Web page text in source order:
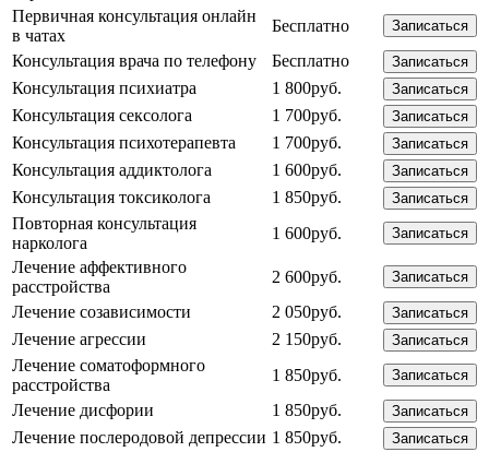
Первичная консультация онлайн
в чатах
Бесплатно Записаться
Консультация врача по телефону Бесплатно Записаться
Консультация психиатра 1 800руб. Записаться
Консультация сексолога 1 700руб. Записаться
Консультация психотерапевта 1 700руб. Записаться
Консультация аддиктолога 1 600руб. Записаться
Консультация токсиколога 1 850руб. Записаться
Повторная консультация
нарколога
1 600руб. Записаться
Лечение аффективного
расстройства
2 600руб. Записаться
Лечение созависимости 2 050руб. Записаться
Лечение агрессии 2 150руб. Записаться
Лечение соматоформного
расстройства
1 850руб. Записаться
Лечение дисфории 1 850руб. Записаться
Лечение послеродовой депрессии 1 850руб. Записаться